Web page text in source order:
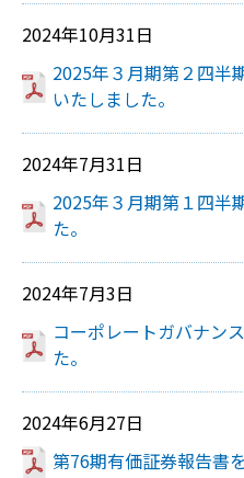
2024年10月31日
2025年３月期第２四半
いたしました。
2024年7月31日
2025年３月期第１四半
た。
2024年7月3日
コーポレートガバナン
た。
2024年6月27日
第76期有価証券報告書